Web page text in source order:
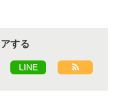
する
LINE